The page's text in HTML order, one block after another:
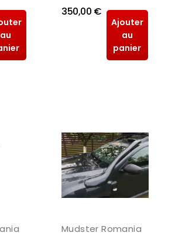
au
350,00 €
Ajouter
au
panier
Mudster Romania